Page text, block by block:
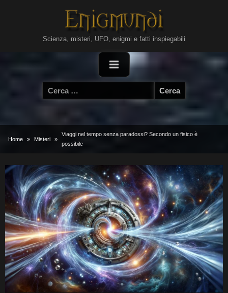
Scienza, misteri, UFO, enigmi e fatti inspiegabili
Ricerca
per:
Home Misteri
Viaggi nel tempo senza paradossi? Secondo un fisico è
possibile